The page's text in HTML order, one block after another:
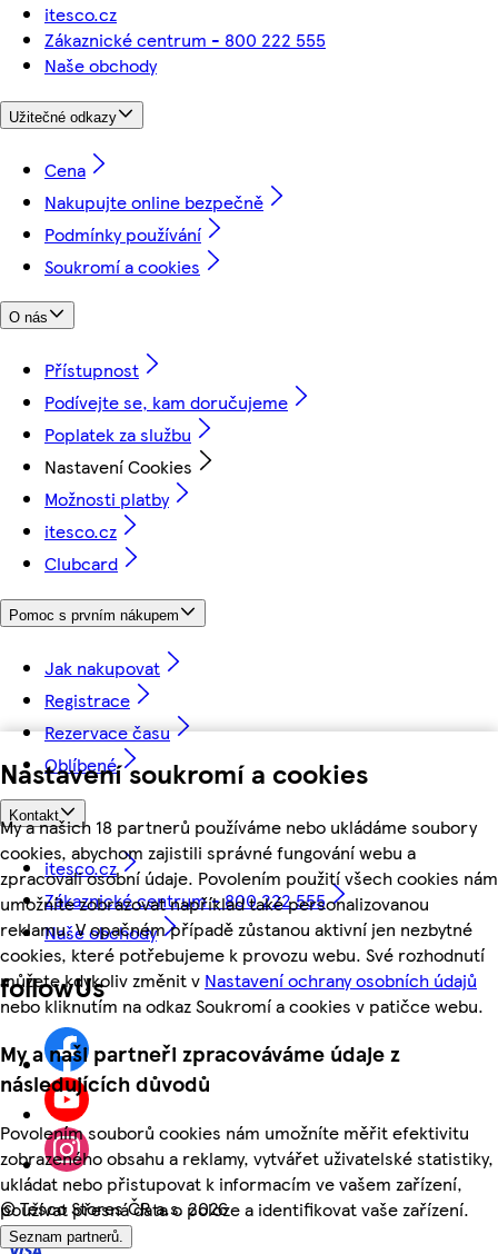
Nastavení soukromí a cookies
My a našich 18 partnerů používáme nebo ukládáme soubory
cookies, abychom zajistili správné fungování webu a
zpracovali osobní údaje. Povolením použití všech cookies nám
umožníte zobrazovat například také personalizovanou
reklamu. V opačném případě zůstanou aktivní jen nezbytné
cookies, které potřebujeme k provozu webu. Své rozhodnutí
můžete kdykoliv změnit v Nastavení ochrany osobních údajů
nebo kliknutím na odkaz Soukromí a cookies v patičce webu.
My a naši partneři zpracováváme údaje z
následujících důvodů
Povolením souborů cookies nám umožníte měřit efektivitu
zobrazeného obsahu a reklamy, vytvářet uživatelské statistiky,
ukládat nebo přistupovat k informacím ve vašem zařízení,
používat přesná data o poloze a identifikovat vaše zařízení.
Seznam partnerů.
itesco.cz
Zákaznické centrum - 800 222 555
Naše obchody
Užitečné odkazy
Cena
Nakupujte online bezpečně
Podmínky používání
Soukromí a cookies
O nás
Přístupnost
Podívejte se, kam doručujeme
Poplatek za službu
Nastavení Cookies
Možnosti platby
itesco.cz
Clubcard
Pomoc s prvním nákupem
Jak nakupovat
Registrace
Rezervace času
Oblíbené
Kontakt
itesco.cz
Zákaznické centrum - 800 222 555
Naše obchody
followUs
©Tesco Stores ČR a.s. 2026